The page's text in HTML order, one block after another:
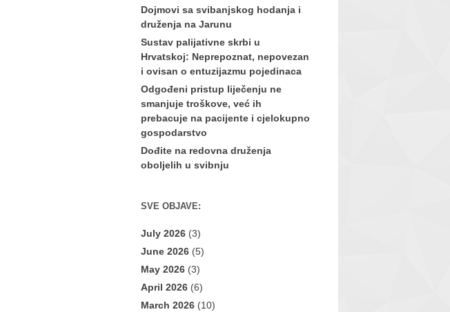
Dojmovi sa svibanjskog hodanja i
druženja na Jarunu
Sustav palijativne skrbi u
Hrvatskoj: Neprepoznat, nepovezan
i ovisan o entuzijazmu pojedinaca
Odgođeni pristup liječenju ne
smanjuje troškove, već ih
prebacuje na pacijente i cjelokupno
gospodarstvo
Dođite na redovna druženja
oboljelih u svibnju
SVE OBJAVE:
July 2026 (3)
June 2026 (5)
May 2026 (3)
April 2026 (6)
March 2026 (10)